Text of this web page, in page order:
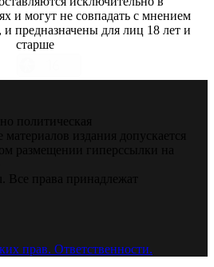
и могут не совпадать с мнением
предназначены для лиц 18 лет и
старше
политическая
издания допускается
размещении гиперссылки на
Все права принадлежат
прав. Ответственности.